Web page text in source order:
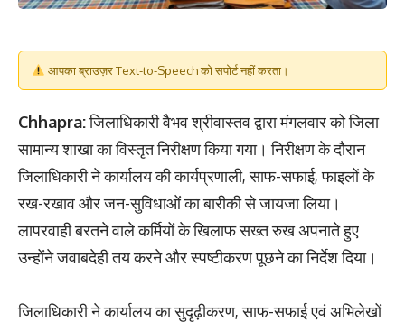
आपका ब्राउज़र Text-to-Speech को सपोर्ट नहीं करता।
Chhapra:जिलाधिकारी वैभव श्रीवास्तव द्वारा मंगलवार को जिला
सामान्य शाखा का विस्तृत निरीक्षण किया गया। निरीक्षण के दौरान
जिलाधिकारी ने कार्यालय की कार्यप्रणाली, साफ-सफाई, फाइलों के
रख-रखाव और जन-सुविधाओं का बारीकी से जायजा लिया।
लापरवाही बरतने वाले कर्मियों के खिलाफ सख्त रुख अपनाते हुए
उन्होंने जवाबदेही तय करने और स्पष्टीकरण पूछने का निर्देश दिया।
जिलाधिकारी ने कार्यालय का सुदृढ़ीकरण, साफ-सफाई एवं अभिलेखों